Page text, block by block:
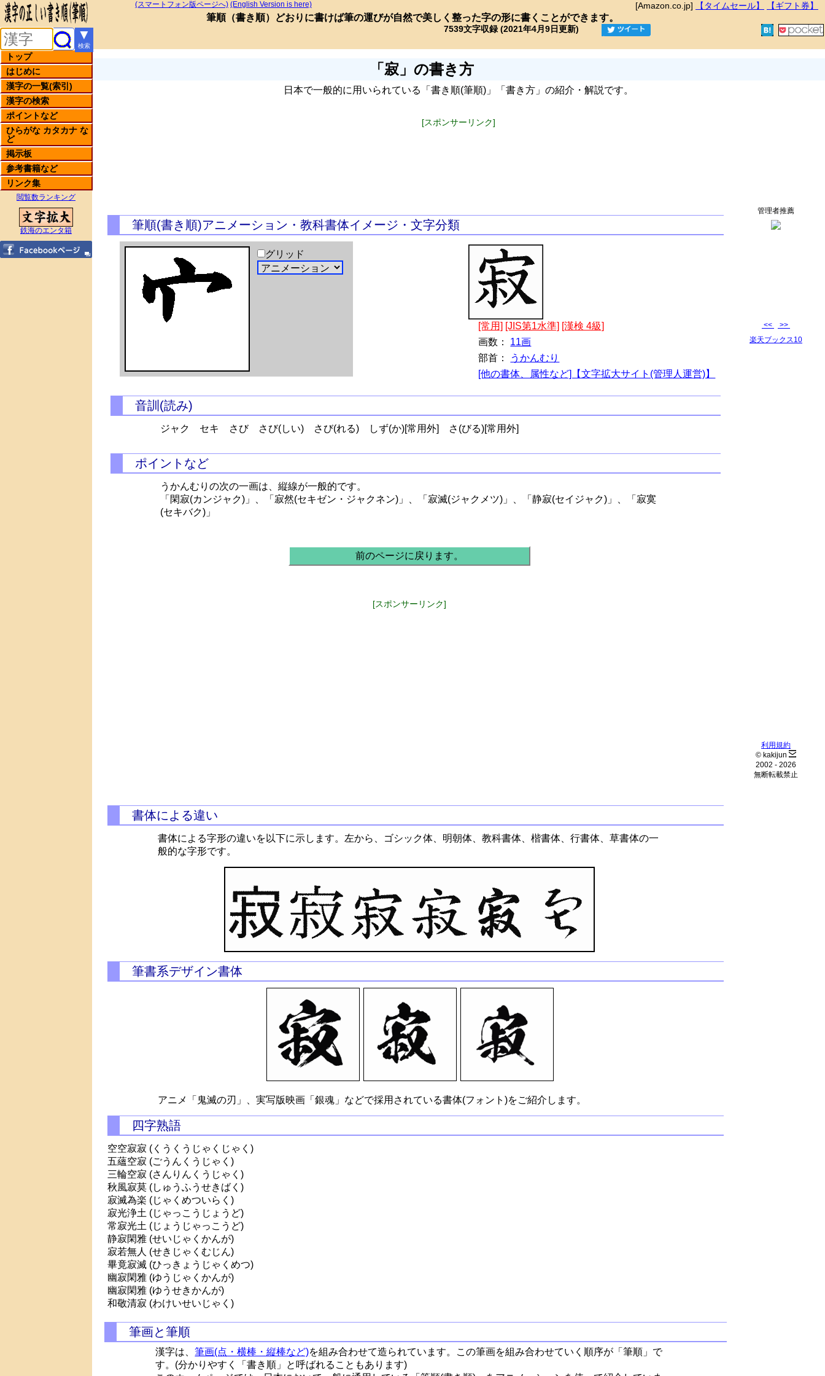
[Amazon.co.jp] 【タイムセール】 【ギフト券】
(スマートフォン版ページへ) (English Version is here)
筆順（書き順）どおりに書けば筆の運びが自然で美しく整った字の形に書くことができます。
7539文字収録 (2021年4月9日更新)
▼
検索
トップ
はじめに
漢字の一覧(索引)
漢字の検索
ポイントなど
ひらがな カタカナ な
ど
掲示板
参考書籍など
リンク集
閲覧数ランキング
鉄海のエンタ箱
「寂」の書き方
日本で一般的に用いられている「書き順(筆順)」「書き方」の紹介・解説です。
[スポンサーリンク]
筆順(書き順)アニメーション・教科書体イメージ・文字分類
グリッド
[常用] [JIS第1水準] [漢検 4級]
画数： 11画
部首：
うかんむり
[他の書体、属性など]【文字拡大サイト(管理人運営)】
音訓(読み)
ジャク セキ さび さび(しい) さび(れる) しず(か)[常用外] さ(びる)[常用外]
ポイントなど
うかんむりの次の一画は、縦線が一般的です。
「閑寂(カンジャク)」、「寂然(セキゼン・ジャクネン)」、「寂滅(ジャクメツ)」、「静寂(セイジャク)」、「寂寞
(セキバク)」
前のページに戻ります。
[スポンサーリンク]
書体による違い
書体による字形の違いを以下に示します。左から、ゴシック体、明朝体、教科書体、楷書体、行書体、草書体の一
般的な字形です。
筆書系デザイン書体
アニメ「鬼滅の刃」、実写版映画「銀魂」などで採用されている書体(フォント)をご紹介します。
四字熟語
空空寂寂 (くうくうじゃくじゃく)
五蘊空寂 (ごうんくうじゃく)
三輪空寂 (さんりんくうじゃく)
秋風寂莫 (しゅうふうせきばく)
寂滅為楽 (じゃくめついらく)
寂光浄土 (じゃっこうじょうど)
常寂光土 (じょうじゃっこうど)
静寂閑雅 (せいじゃくかんが)
寂若無人 (せきじゃくむじん)
畢竟寂滅 (ひっきょうじゃくめつ)
幽寂閑雅 (ゆうじゃくかんが)
幽寂閑雅 (ゆうせきかんが)
和敬清寂 (わけいせいじゃく)
筆画と筆順
漢字は、筆画(点・横棒・縦棒など)を組み合わせて造られています。この筆画を組み合わせていく順序が「筆順」で
す。(分かりやすく「書き順」と呼ばれることもあります)
管理者推薦
<<
>>
楽天ブックス10
利用規約
© kakijun
2002 - 2026
無断転載禁止